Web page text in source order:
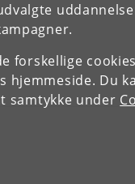
forskellige
Du
samtykke under